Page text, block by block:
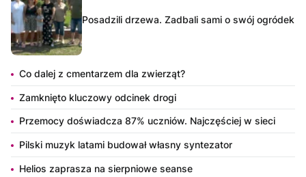
Posadzili drzewa. Zadbali sami o swój ogródek
Co dalej z cmentarzem dla zwierząt?
Zamknięto kluczowy odcinek drogi
Przemocy doświadcza 87% uczniów. Najczęściej w sieci
Pilski muzyk latami budował własny syntezator
Helios zaprasza na sierpniowe seanse